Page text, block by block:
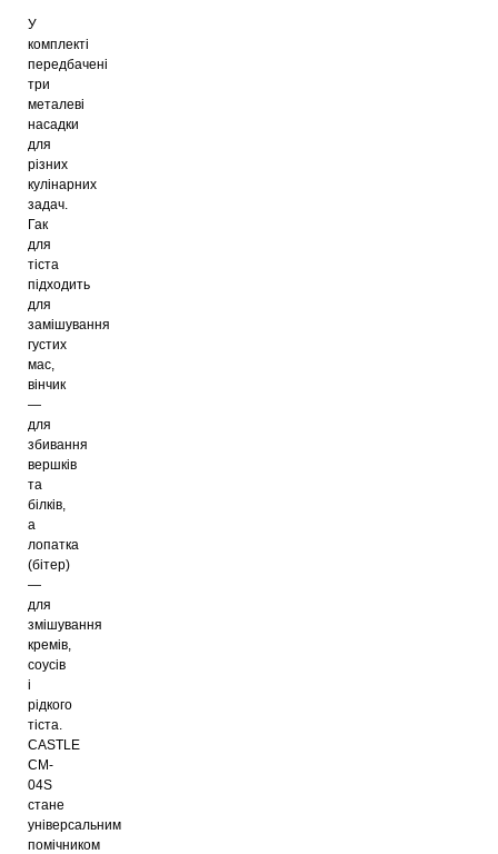
У
комплекті
передбачені
три
металеві
насадки
для
різних
кулінарних
задач.
Гак
для
тіста
підходить
для
замішування
густих
мас,
вінчик
—
для
збивання
вершків
та
білків,
а
лопатка
(бітер)
—
для
змішування
кремів,
соусів
і
рідкого
тіста.
CASTLE
CM-
04S
стане
універсальним
помічником